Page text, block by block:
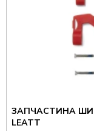
ЗАПЧАСТИНА
LEATT